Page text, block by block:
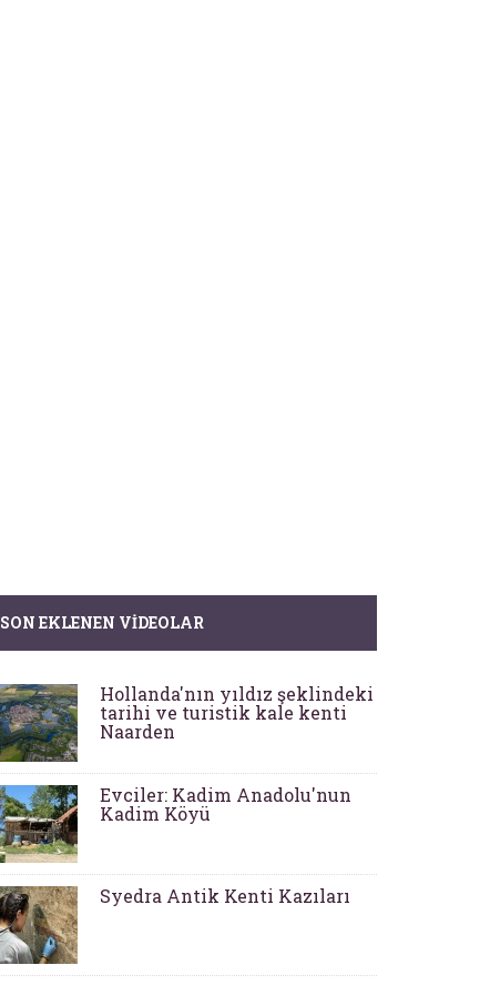
SON EKLENEN VIDEOLAR
Hollanda'nın yıldız şeklindeki
tarihi ve turistik kale kenti
Naarden
Evciler: Kadim Anadolu'nun
Kadim Köyü
Syedra Antik Kenti Kazıları